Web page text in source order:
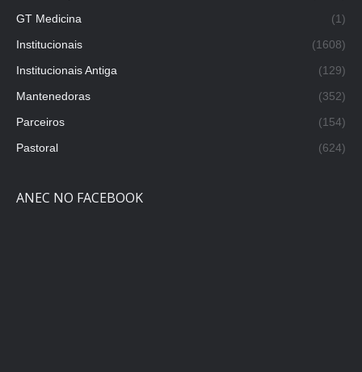
GT Medicina
(1)
Institucionais
(1608)
Institucionais Antiga
(129)
Mantenedoras
(352)
Parceiros
(154)
Pastoral
(624)
ANEC NO FACEBOOK